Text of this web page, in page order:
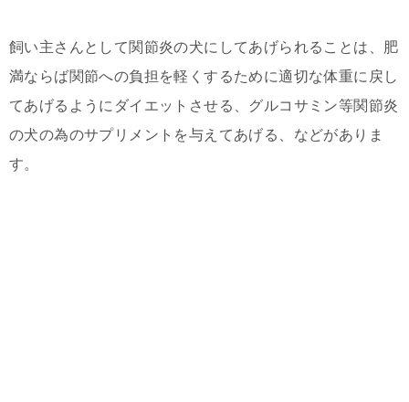
飼い主さんとして関節炎の犬にしてあげられることは、肥
満ならば関節への負担を軽くするために適切な体重に戻し
てあげるようにダイエットさせる、グルコサミン等関節炎
の犬の為のサプリメントを与えてあげる、などがありま
す。